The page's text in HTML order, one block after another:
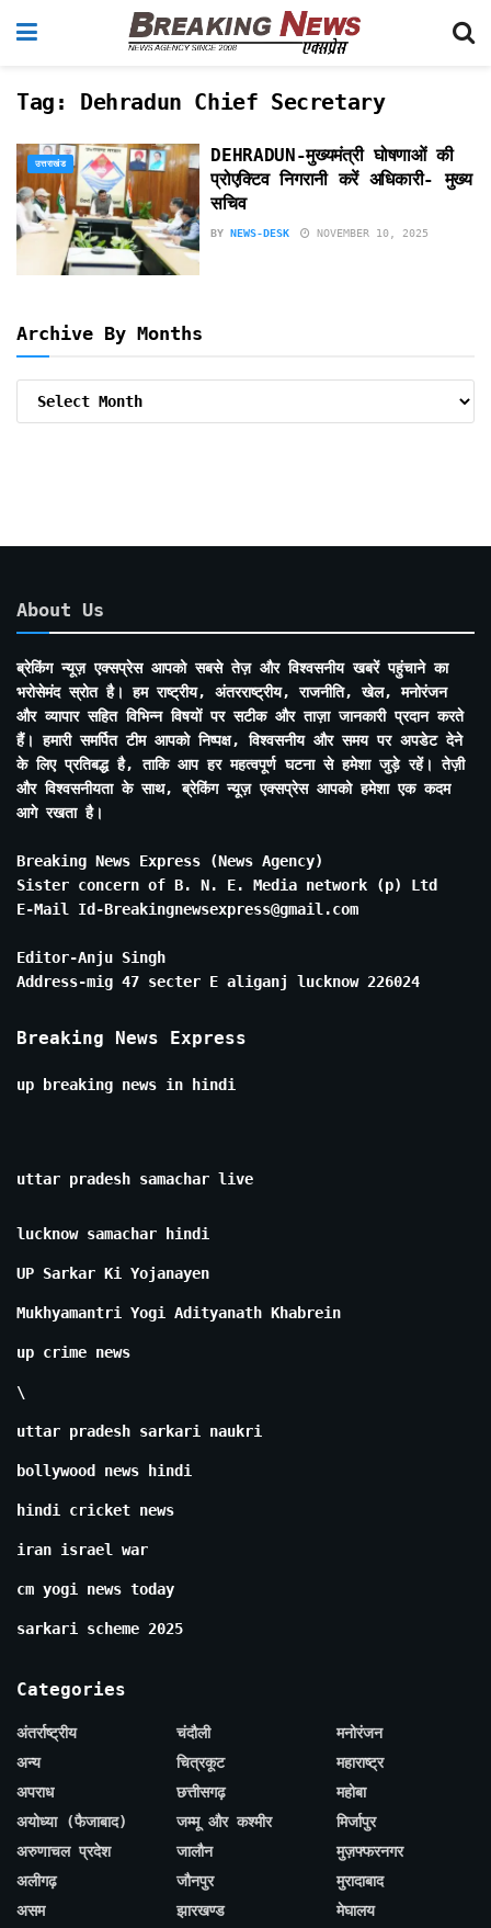
Tag: Dehradun Chief Secretary
उत्तराखंड
DEHRADUN-मुख्यमंत्री घोषणाओं की
प्रोएक्टिव निगरानी करें अधिकारी- मुख्य
सचिव
BY NEWS-DESK NOVEMBER 10, 2025
Archive By Months
About Us
ब्रेकिंग न्यूज़ एक्सप्रेस आपको सबसे तेज़ और विश्वसनीय खबरें पहुंचाने का
भरोसेमंद स्रोत है। हम राष्ट्रीय, अंतरराष्ट्रीय, राजनीति, खेल, मनोरंजन
और व्यापार सहित विभिन्न विषयों पर सटीक और ताज़ा जानकारी प्रदान करते
हैं। हमारी समर्पित टीम आपको निष्पक्ष, विश्वसनीय और समय पर अपडेट देने
के लिए प्रतिबद्ध है, ताकि आप हर महत्वपूर्ण घटना से हमेशा जुड़े रहें। तेज़ी
और विश्वसनीयता के साथ, ब्रेकिंग न्यूज़ एक्सप्रेस आपको हमेशा एक कदम
आगे रखता है।
Breaking News Express (News Agency)
Sister concern of B. N. E. Media network (p) Ltd
E-Mail Id-Breakingnewsexpress@gmail.com
Editor-Anju Singh
Address-mig 47 secter E aliganj lucknow 226024
Breaking News Express
up breaking news in hindi
uttar pradesh samachar live
lucknow samachar hindi
UP Sarkar Ki Yojanayen
Mukhyamantri Yogi Adityanath Khabrein
up crime news
\
uttar pradesh sarkari naukri
bollywood news hindi
hindi cricket news
iran israel war
cm yogi news today
sarkari scheme 2025
Categories
अंतर्राष्ट्रीय
अन्य
अपराध
अयोध्या (फैजाबाद)
अरुणाचल प्रदेश
अलीगढ़
असम
चंदौली
चित्रकूट
छत्तीसगढ़
जम्मू और कश्मीर
जालौन
जौनपुर
झारखण्ड
मनोरंजन
महाराष्ट्र
महोबा
मिर्जापुर
मुज़फ्फरनगर
मुरादाबाद
मेघालय